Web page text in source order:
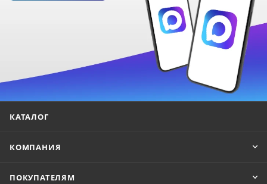
КАТАЛОГ
КОМПАНИЯ
ПОКУПАТЕЛЯМ